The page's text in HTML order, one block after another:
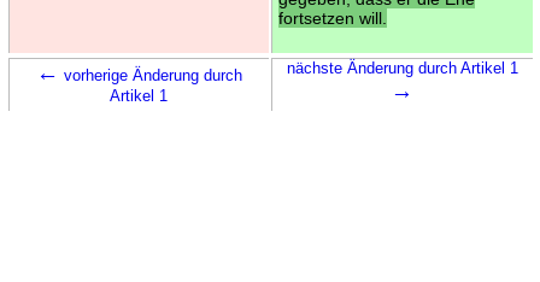
fortsetzen will.
← vorherige Änderung durch
Artikel 1
nächste Änderung durch Artikel 1
→